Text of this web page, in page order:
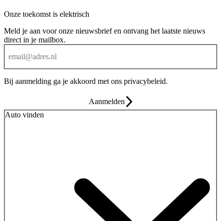
Onze toekomst is elektrisch
Meld je aan voor onze nieuwsbrief en ontvang het laatste nieuws
direct in je mailbox.
Bij aanmelding ga je akkoord met ons privacybeleid.
Aanmelden
Auto vinden